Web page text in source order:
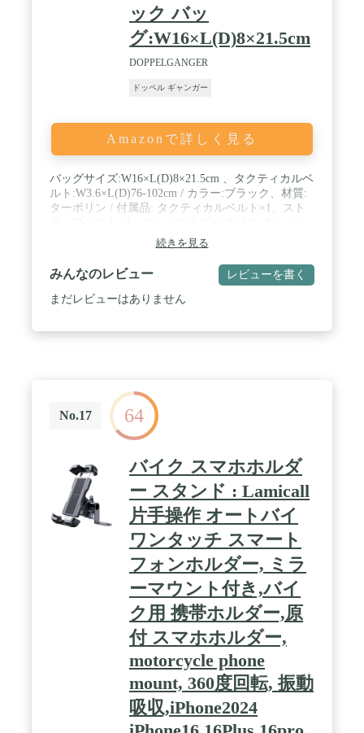
ック バッ
グ:W16×L(D)8×21.5cm
DOPPELGANGER
ドッペル ギャンガー
Amazonで詳しく見る
バッグサイズ:W16×L(D)8×21.5cm 、タクティカルベ
ルト:W3.6×L(D)76-102cm / カラー:ブラック、材質:
ターポリン / 付属品: タクティカルベルト×1、スト
ツ×1、ボトルバンドベルト×2)、ショルダーベルト
×1 / 製品の詳細や最新情報はメーカーホームページ
をご確認下さい。 / 製品改良などを目的として予告
なしに仕様を変更する場合があります。 / 製品につ
きましては細心の品質管理を行っておりますが、万
続きを見る
みんなのレビュー レビューを書く
まだレビューはありません
No.17 64
バイク スマホホルダ
ー スタンド : Lamicall
片手操作 オートバイ
ワンタッチ スマート
フォンホルダー, ミラ
ーマウント付き,バイ
ク用 携帯ホルダー,原
付 スマホホルダー,
motorcycle phone
mount, 360度回転, 振動
吸収,iPhone2024